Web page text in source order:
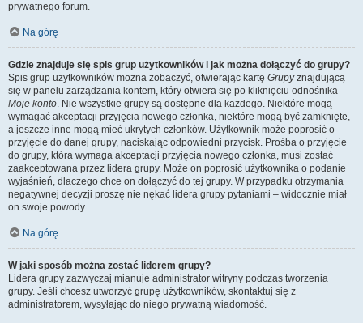
prywatnego forum.
Na górę
Gdzie znajduje się spis grup użytkowników i jak można dołączyć do grupy?
Spis grup użytkowników można zobaczyć, otwierając kartę Grupyznajdującą
się w panelu zarządzania kontem, który otwiera się po kliknięciu odnośnika
Moje konto. Nie wszystkie grupy są dostępne dla każdego. Niektóre mogą
wymagać akceptacji przyjęcia nowego członka, niektóre mogą być zamknięte,
a jeszcze inne mogą mieć ukrytych członków. Użytkownik może poprosić o
przyjęcie do danej grupy, naciskając odpowiedni przycisk. Prośba o przyjęcie
do grupy, która wymaga akceptacji przyjęcia nowego członka, musi zostać
zaakceptowana przez lidera grupy. Może on poprosić użytkownika o podanie
wyjaśnień, dlaczego chce on dołączyć do tej grupy. W przypadku otrzymania
negatywnej decyzji proszę nie nękać lidera grupy pytaniami – widocznie miał
on swoje powody.
Na górę
W jaki sposób można zostać liderem grupy?
Lidera grupy zazwyczaj mianuje administrator witryny podczas tworzenia
grupy. Jeśli chcesz utworzyć grupę użytkowników, skontaktuj się z
administratorem, wysyłając do niego prywatną wiadomość.